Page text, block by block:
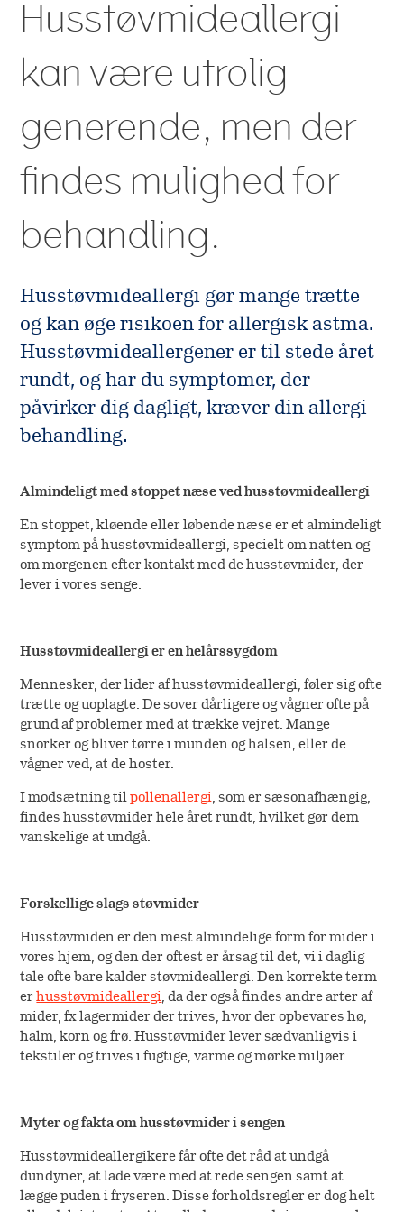
Allergivaccination
Akutbehandling
Ordliste
Historie
Værdier
med
Eksterne samarbejder
Bivirkningsrapportering
Kontakt
Husstøvmideallergi
kan være utrolig
generende, men der
findes mulighed for
behandling.
Husstøvmideallergi gør mange trætte
og kan øge risikoen for allergisk astma.
Husstøvmideallergener er til stede året
rundt, og har du symptomer, der
påvirker dig dagligt, kræver din allergi
behandling.
Almindeligt med stoppet næse ved husstøvmideallergi
En stoppet, kløende eller løbende næse er et almindeligt
symptom på husstøvmideallergi, specielt om natten og
om morgenen efter kontakt med de husstøvmider, der
lever i vores senge.
Husstøvmideallergi er en helårssygdom
Mennesker, der lider af husstøvmideallergi, føler sig ofte
trætte og uoplagte. De sover dårligere og vågner ofte på
grund af problemer med at trække vejret. Mange
snorker og bliver tørre i munden og halsen, eller de
vågner ved, at de hoster.
I modsætning tilpollenallergi, som er sæsonafhængig,
findes husstøvmider hele året rundt, hvilket gør dem
vanskelige at undgå.
Forskellige slags støvmider
Husstøvmiden er den mest almindelige form for mider i
vores hjem, og den der oftest er årsag til det, vi i daglig
tale ofte bare kalder støvmideallergi. Den korrekte term
erhusstøvmideallergi, da der også findes andre arter af
mider, fx lagermider der trives, hvor der opbevares hø,
halm, korn og frø. Husstøvmider lever sædvanligvis i
tekstiler og trives i fugtige, varme og mørke miljøer.
Myter og fakta om husstøvmider i sengen
Husstøvmideallergikere får ofte det råd at undgå
dundyner, at lade være med at rede sengen samt at
lægge puden i fryseren. Disse forholdsregler er dog helt